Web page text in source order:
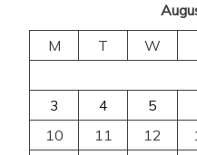
M
T W
3
4 5
10
11 12